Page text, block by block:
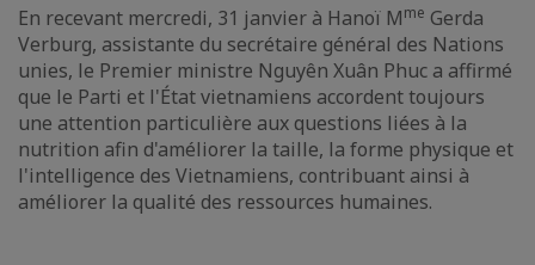
En recevant mercredi, 31 janvier à Hanoï Mme Gerda
Verburg, assistante du secrétaire général des Nations
unies, le Premier ministre Nguyên Xuân Phuc a affirmé
que le Parti et l'État vietnamiens accordent toujours
une attention particulière aux questions liées à la
nutrition afin d'améliorer la taille, la forme physique et
l'intelligence des Vietnamiens, contribuant ainsi à
améliorer la qualité des ressources humaines.